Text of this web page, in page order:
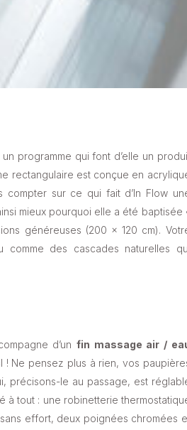
un programme qui font d’elle un
rectangulaire est conçue en
compter sur ce qui fait d’In Flow
mieux pourquoi elle a été baptisée
généreuses (200 x 120 cm).
des cascades naturelles
d’unfin massage air /
! Ne pensez plus à rien, vos
précisons-le au passage, est
à tout : une robinetterie
effort, deux poignées chromées